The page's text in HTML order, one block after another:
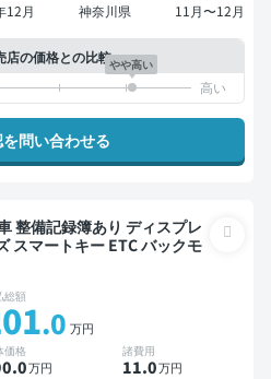
12月 神奈川県 11月〜12月
店の価格との比較やや高い
問い合わせる
スマートキー ETC バックモ
総額
.0 万円
価格
.0万円
諸費用
11.0万円